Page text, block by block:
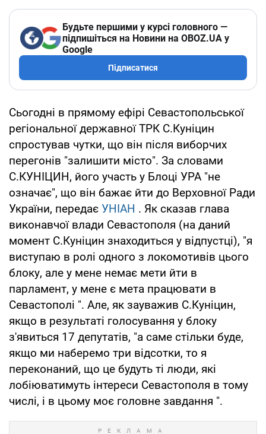
Будьте першими у курсі головного —
підпишіться на Новини на OBOZ.UA у
Google
Підписатися
Сьогодні в прямому ефірі Севастопольської
регіональної державної ТРК С.Куніцин
спростував чутки, що він після виборчих
перегонів "залишити місто". За словами
С.КУНІЦИН, його участь у Блоці УРА "не
означає", що він бажає йти до Верховної Ради
України, передає УНІАН . Як сказав глава
виконавчої влади Севастополя (на даний
момент С.Куніцин знаходиться у відпустці), "я
виступаю в ролі одного з локомотивів цього
блоку, але у мене немає мети йти в
парламент, у мене є мета працювати в
Севастополі ". Але, як зауважив С.Куніцин,
якщо в результаті голосування у блоку
з'явиться 17 депутатів, "а саме стільки буде,
якщо ми наберемо три відсотки, то я
переконаний, що це будуть ті люди, які
лобіюватимуть інтереси Севастополя в тому
числі, і в цьому моє головне завдання ".